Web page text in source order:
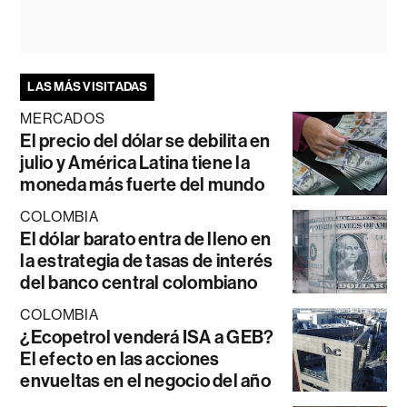
LAS MÁS VISITADAS
MERCADOS
El precio del dólar se debilita en
julio y América Latina tiene la
moneda más fuerte del mundo
COLOMBIA
El dólar barato entra de lleno en
la estrategia de tasas de interés
del banco central colombiano
COLOMBIA
¿Ecopetrol venderá ISA a GEB?
El efecto en las acciones
envueltas en el negocio del año